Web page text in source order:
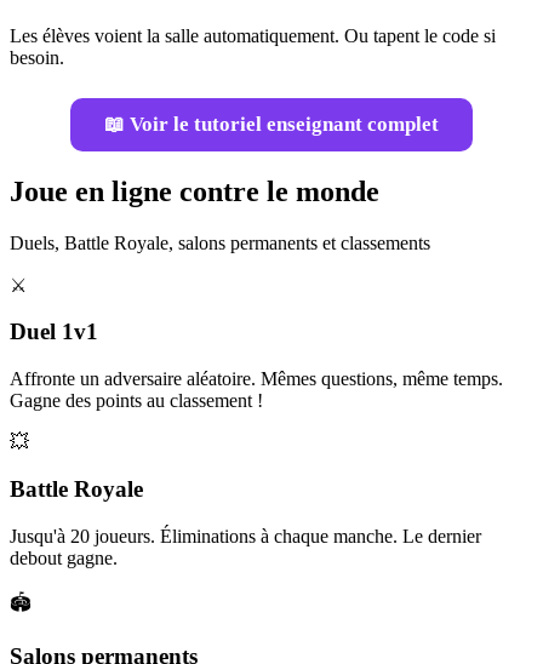
Les élèves voient la salle automatiquement. Ou tapent le code si
besoin.
📖 Voir le tutoriel enseignant complet
Joue en ligne contre le monde
Duels, Battle Royale, salons permanents et classements
⚔️
Duel 1v1
Affronte un adversaire aléatoire. Mêmes questions, même temps.
Gagne des points au classement !
💥
Battle Royale
Jusqu'à 20 joueurs. Éliminations à chaque manche. Le dernier
debout gagne.
🏟️
Salons permanents